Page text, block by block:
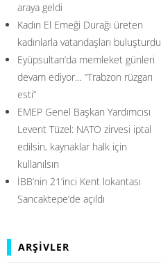
araya geldi
Kadın El Emeği Durağı üreten
kadınlarla vatandaşları buluşturdu
Eyüpsultan’da memleket günleri
devam ediyor… ”Trabzon rüzgarı
esti”
EMEP Genel Başkan Yardımcısı
Levent Tüzel: NATO zirvesi iptal
edilsin, kaynaklar halk için
kullanılsın
İBB’nin 21’inci Kent lokantası
Sancaktepe’de açıldı
ARŞIVLER